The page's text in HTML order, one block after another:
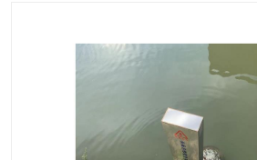
下开式堰门 液
一体
不锈钢浮筒阀